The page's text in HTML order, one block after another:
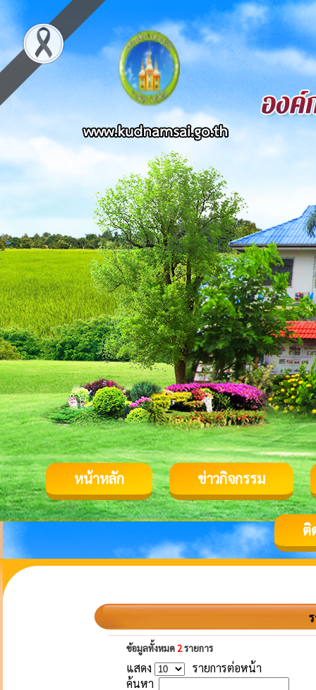
หน้าหลัก ข่าวกิจกรรม
ติ
ข้อมูลทั้งหมด 2รายการ
แสดง
รายการต่อหน้า
ค้นหา